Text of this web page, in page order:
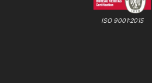
ISO 9001:2015